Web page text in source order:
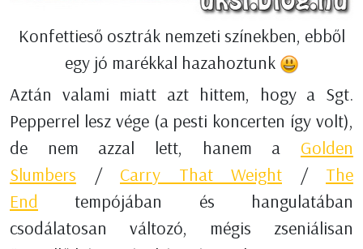
Konfettieső osztrák nemzeti színekben, ebből
egy jó marékkal hazahoztunk
Aztán valami miatt azt hittem, hogy a Sgt.
Pepperrel lesz vége (a pesti koncerten így volt),
de nem azzal lett, hanem a Golden
Slumbers / Carry That Weight / The
End tempójában és hangulatában
csodálatosan változó, mégis zseniálisan